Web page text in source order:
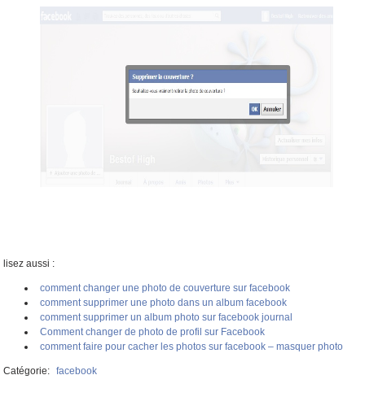
lisez aussi :
comment changer une photo de couverture sur facebook
comment supprimer une photo dans un album facebook
comment supprimer un album photo sur facebook journal
Comment changer de photo de profil sur Facebook
comment faire pour cacher les photos sur facebook – masquer photo
Catégorie: facebook